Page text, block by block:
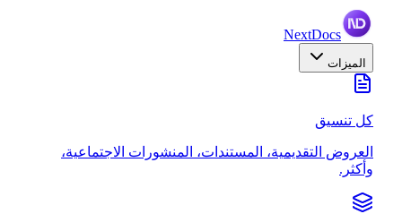
NextDocs
الميزات
كل تنسيق
العروض التقديمية، المستندات، المنشورات الاجتماعية،
وأكثر.